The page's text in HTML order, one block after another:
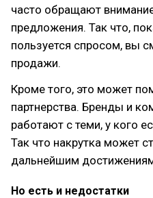
часто обращают
предложения. Так что,
пользуется спросом, вы
продажи.
Кроме того, это может
партнерства. Бренды и
работают с теми, у кого
Так что накрутка может
дальнейшим
Но есть и недостатки